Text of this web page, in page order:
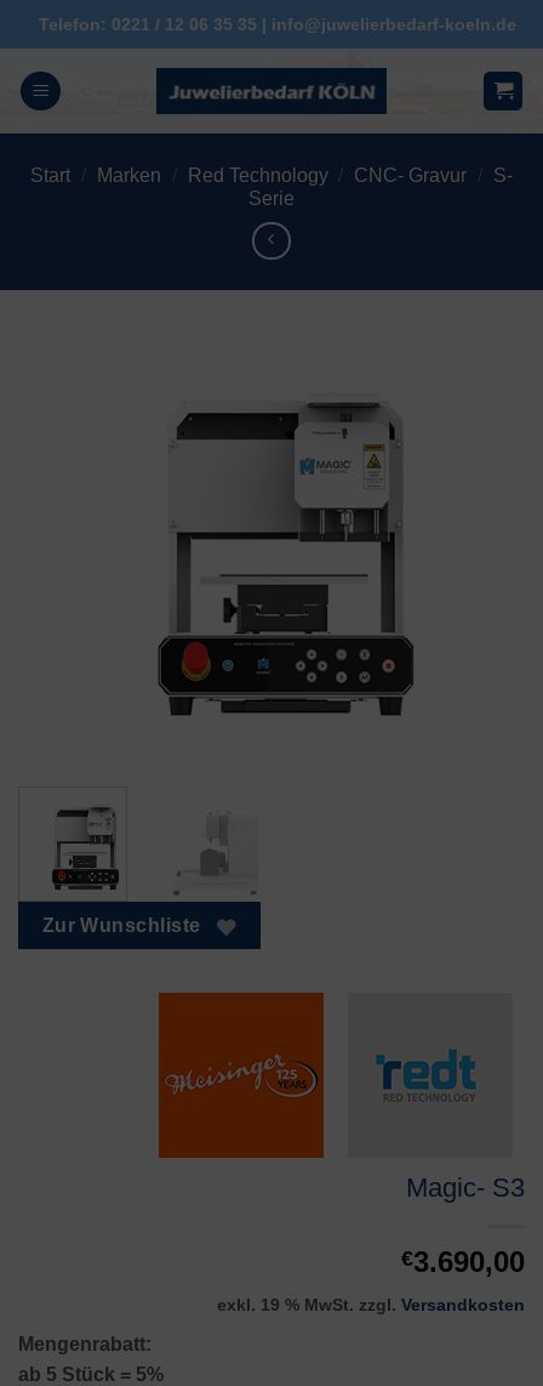
Zum
Inhalt
springen
Telefon: 0221 / 12 06 35 35 | info@juwelierbedarf-koeln.de
Start / Marken / Red Technology / CNC- Gravur / S-
Serie
Zur Wunschliste
Magic- S3
€3.690,00
exkl. 19 % MwSt. zzgl. Versandkosten
Mengenrabatt:
ab 5 Stück = 5%